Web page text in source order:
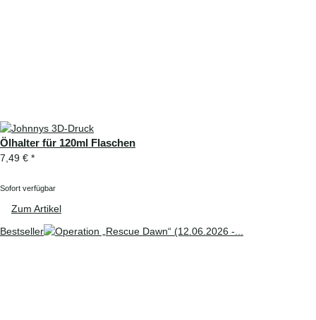
Ölhalter für 120ml Flaschen
7,49 € *
Sofort verfügbar
Zum Artikel
Bestseller